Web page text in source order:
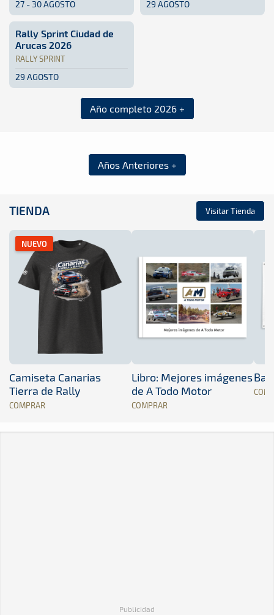
27 - 30 AGOSTO
WRC · Rally de Paraguay WRC 2026: Aquí podrás
Paraguay Paraguay
29 AGOSTO
Montaña · Subida a
Isla de La Palma Isla de La
Rally Sprint Ciudad de
Arucas 2026
RALLY SPRINT
29 AGOSTO
Rally Sprint · Rally Sprint Ciudad de Arucas 2026 ·
Gran Canaria Gran Canaria
Año completo 2026 +
Años Anteriores +
TIENDA Visitar Tienda
NUEVO
Camiseta Canarias
Tierra de Rally
COMPRAR
Libro: Mejores imágenes
de A Todo Motor
COMPRAR
Publicidad